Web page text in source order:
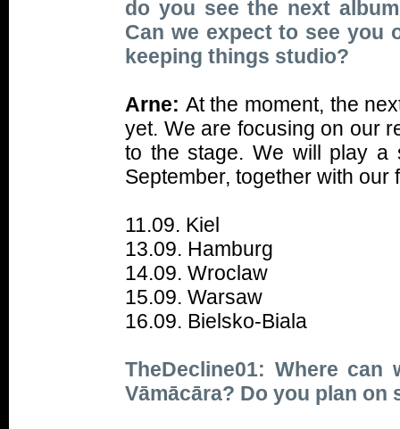
do you see the next
Can we expect to see you
keeping things studio?
Arne: At the moment, the
yet. We are focusing on our
to the stage. We will play a
September, together with our
11.09. Kiel
13.09. Hamburg
14.09. Wroclaw
15.09. Warsaw
16.09. Bielsko-Biala
TheDecline01: Where
Vāmācāra? Do you plan